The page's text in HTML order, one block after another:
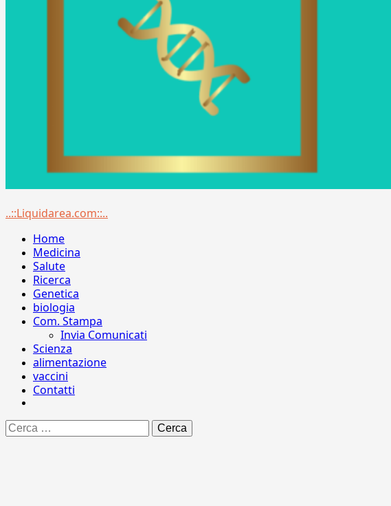
Menu
..::Liquidarea.com::..
Home
Medicina
Salute
Ricerca
Genetica
biologia
Com. Stampa
Invia Comunicati
Scienza
alimentazione
vaccini
Contatti
Ricerca
per: